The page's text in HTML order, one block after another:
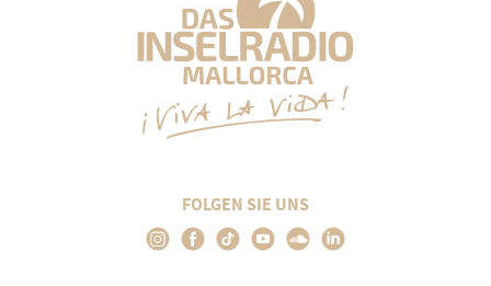
FOLGEN SIE UNS